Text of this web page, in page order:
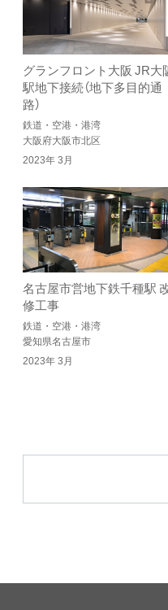
グランフロント大阪 JR大
駅地下接続（地下多目的通
路）
鉄道・空港・港湾
大阪府大阪市北区
2023年 3月
名古屋市営地下鉄千種駅
修工事
鉄道・空港・港湾
愛知県名古屋市
2023年 3月